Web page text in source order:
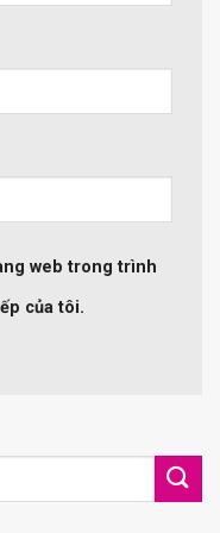
web trong trình
của tôi.